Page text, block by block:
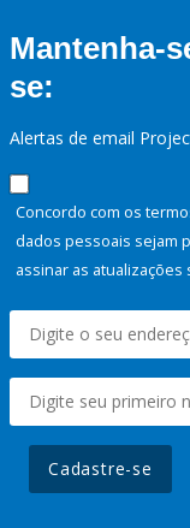
Mantenha-
se:
Alertas de email
Concordo com os
dados pessoais sejam
assinar as atualizações
Cadastre-se